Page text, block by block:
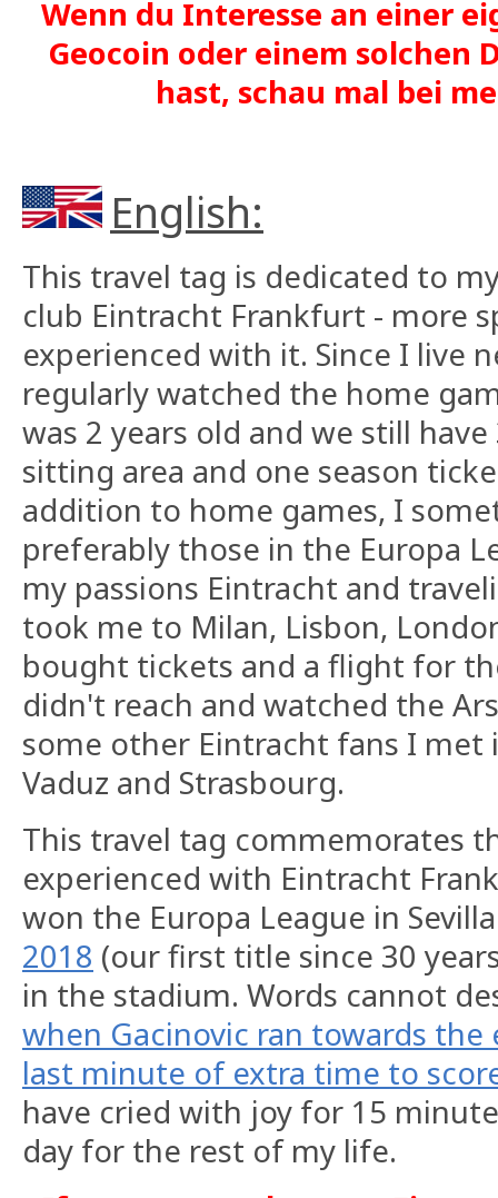
Wenn du Interesse an einer
Geocoin oder einem solchen
hast, schau mal bei
English:
This travel tag is dedicated to
club Eintracht Frankfurt - more
experienced with it. Since I live
regularly watched the home
was 2 years old and we still
sitting area and one season
addition to home games, I
preferably those in the Europa
my passions Eintracht and
took me to Milan, Lisbon,
bought tickets and a flight for
didn't reach and watched the
some other Eintracht fans I met
Vaduz and Strasbourg.
This travel tag commemorates
experienced with Eintracht
won the Europa League in
2018 (our first title since 30
in the stadium. Words cannot
when Gacinovic ran towards
last minute of extra time to
have cried with joy for 15
day for the rest of my life.